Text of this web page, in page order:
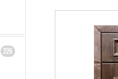
226